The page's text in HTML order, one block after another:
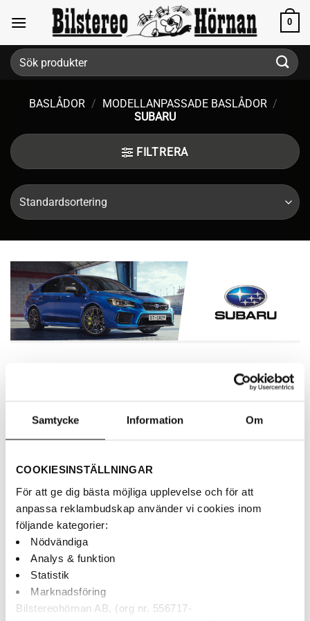
Samtycke Information Om
COOKIESINSTÄLLNINGAR
För att ge dig bästa möjliga upplevelse och för att
anpassa reklambudskap använder vi cookies inom
följande kategorier:
Nödvändiga
Analys & funktion
Statistik
Marknadsföring
Bilstereohörnan AB, (org nr. 556717-
content
0
Sök
efter:
BASLÅDOR / MODELLANPASSADE BASLÅDOR /
SUBARU
FILTRERA
Populärt inom denna kategori
Lägg till i
önskelistan